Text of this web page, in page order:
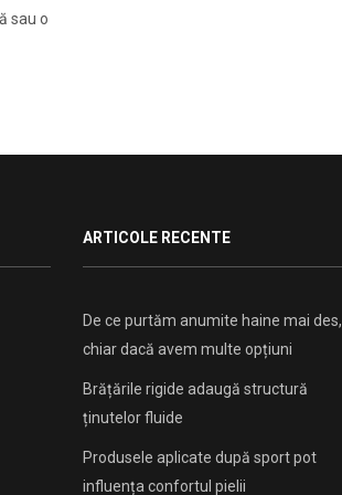
sau o
ARTICOLE RECENTE
De ce purtăm anumite haine mai des,
chiar dacă avem multe opțiuni
Brățările rigide adaugă structură
ținutelor fluide
Produsele aplicate după sport pot
influența confortul pielii